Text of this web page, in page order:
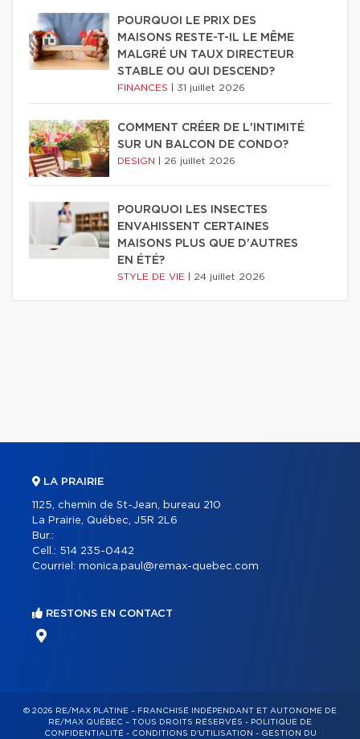
POURQUOI LE PRIX DES
MAISONS RESTE-T-IL LE MÊME
MALGRÉ UN TAUX DIRECTEUR
STABLE OU QUI DESCEND?
FINANCES 31 juillet 2026
COMMENT CRÉER DE L'INTIMITÉ
SUR UN BALCON DE CONDO?
DESIGN 26 juillet 2026
POURQUOI LES INSECTES
ENVAHISSENT CERTAINES
MAISONS PLUS QUE D'AUTRES
EN ÉTÉ?
STYLE DE VIE 24 juillet 2026
LA PRAIRIE
1125, chemin de St-Jean, bureau 210
La Prairie, Québec, J5R 2L6
Bur.:
Cell.: 514 235-0442
Courriel: monica.paul@remax-quebec.com
RESTONS EN CONTACT
© 2026 RE/MAX PLATINE – FRANCHISÉ INDÉPENDANT ET AUTONOME DE
RE/MAX QUÉBEC – TOUS DROITS RÉSERVÉS - POLITIQUE DE
CONFIDENTIALITÉ- CONDITIONS D'UTILISATION - GESTION DU